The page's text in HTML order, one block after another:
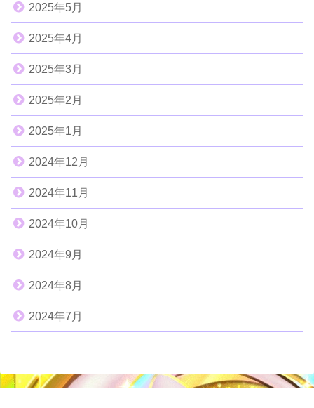
2025年5月
2025年4月
2025年3月
2025年2月
2025年1月
2024年12月
2024年11月
2024年10月
2024年9月
2024年8月
2024年7月